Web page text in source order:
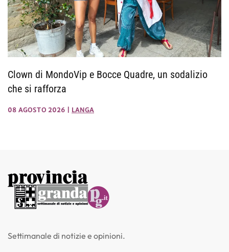
Clown di MondoVip e Bocce Quadre, un sodalizio
che si rafforza
08 AGOSTO 2026 LANGA
Settimanale di notizie e opinioni.